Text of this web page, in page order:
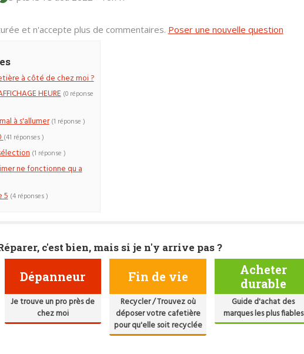
et n'accepte plus de commentaires. Poser une nouvelle question
à côté de chez moi ?
HEURE (0 réponse
à s'allumer (1 réponse )
(41 réponses )
(1 réponse )
ne fonctionne qu a
5 (4 réponses )
c'est bien, mais si je n'y arrive pas ?
Dépanneur
Je trouve un pro près de
chez moi
Fin de vie
Recycler / Trouvez où
déposer votre cafetière
pour qu'elle soit recyclée
Acheter
durable
Guide d'achat des
marques les plus fiables